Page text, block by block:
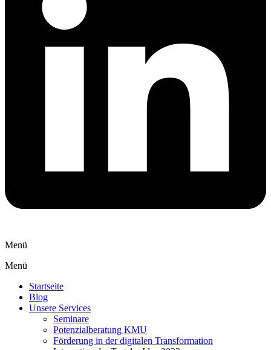
Menü
Menü
Startseite
Blog
Unsere Services
Seminare
Potenzialberatung KMU
Förderung in der digitalen Transformation